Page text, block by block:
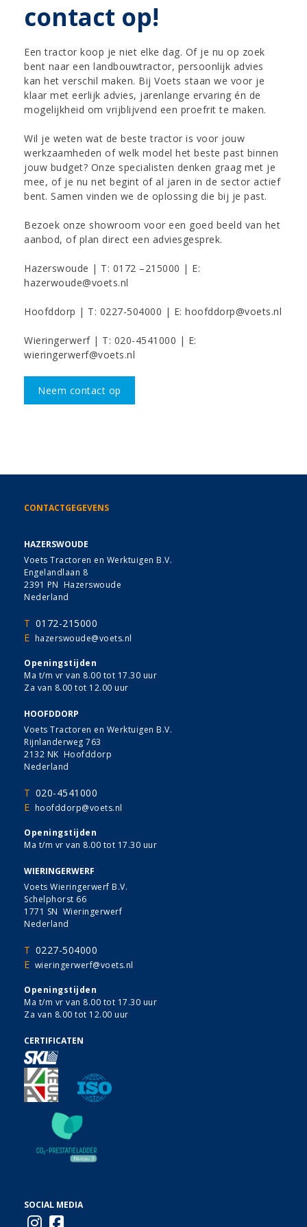
contact op!
Een tractor koop je niet elke dag. Of je nu op zoek
bent naar een landbouwtractor, persoonlijk advies
kan het verschil maken. Bij Voets staan we voor je
klaar met eerlijk advies, jarenlange ervaring én de
mogelijkheid om vrijblijvend een proefrit te maken.
Wil je weten wat de beste tractor is voor jouw
werkzaamheden of welk model het beste past binnen
jouw budget? Onze specialisten denken graag met je
mee, of je nu net begint of al jaren in de sector actief
bent. Samen vinden we de oplossing die bij je past.
Bezoek onze showroom voor een goed beeld van het
aanbod, of plan direct een adviesgesprek.
Hazerswoude | T: 0172 –215000 | E:
hazerwoude@voets.nl
Hoofddorp | T: 0227-504000 | E: hoofddorp@voets.nl
Wieringerwerf | T: 020-4541000 | E:
wieringerwerf@voets.nl
Neem contact op
CONTACTGEGEVENS
HAZERSWOUDE
Voets Tractoren en Werktuigen B.V.
Engelandlaan 8
2391 PN Hazerswoude
Nederland
T 0172-215000
E hazerswoude@voets.nl
Openingstijden
Ma t/m vr van 8.00 tot 17.30 uur
Za van 8.00 tot 12.00 uur
HOOFDDORP
Voets Tractoren en Werktuigen B.V.
Rijnlanderweg 763
2132 NK Hoofddorp
Nederland
T 020-4541000
E hoofddorp@voets.nl
Openingstijden
Ma t/m vr van 8.00 tot 17.30 uur
WIERINGERWERF
Voets Wieringerwerf B.V.
Schelphorst 66
1771 SN Wieringerwerf
Nederland
T 0227-504000
E wieringerwerf@voets.nl
Openingstijden
Ma t/m vr van 8.00 tot 17.30 uur
Za van 8.00 tot 12.00 uur
CERTIFICATEN
SOCIAL MEDIA